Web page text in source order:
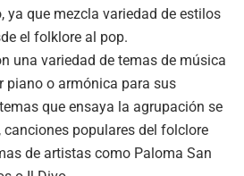
ya que mezcla variedad de estilos
el folklore al pop.
una variedad de temas de música
piano o armónica para sus
que ensaya la agrupación se
populares del folclore
de artistas como Paloma San